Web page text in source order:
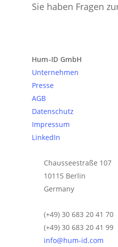
Sie haben Fragen
Hum-ID GmbH
Unternehmen
Presse
AGB
Datenschutz
Impressum
LinkedIn
Chausseestraße 107
10115 Berlin
Germany
(+49) 30 683 20 41 70
(+49) 30 683 20 41 99
info@hum-id.com